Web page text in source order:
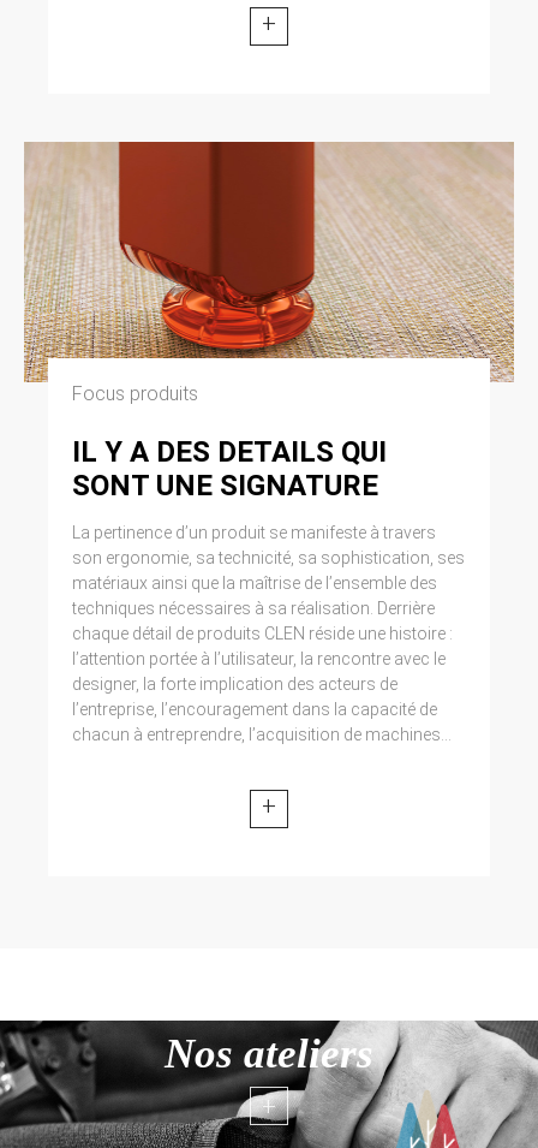
+
Focus produits
IL Y A DES DETAILS QUI
SONT UNE SIGNATURE
La pertinence d’un produit se manifeste à travers
son ergonomie, sa technicité, sa sophistication, ses
matériaux ainsi que la maîtrise de l’ensemble des
techniques nécessaires à sa réalisation. Derrière
chaque détail de produits CLEN réside une histoire :
l’attention portée à l’utilisateur, la rencontre avec le
designer, la forte implication des acteurs de
l’entreprise, l’encouragement dans la capacité de
chacun à entreprendre, l’acquisition de machines...
+
Nos ateliers
+